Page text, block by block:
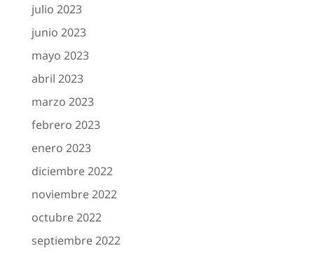
julio 2023
junio 2023
mayo 2023
abril 2023
marzo 2023
febrero 2023
enero 2023
diciembre 2022
noviembre 2022
octubre 2022
septiembre 2022